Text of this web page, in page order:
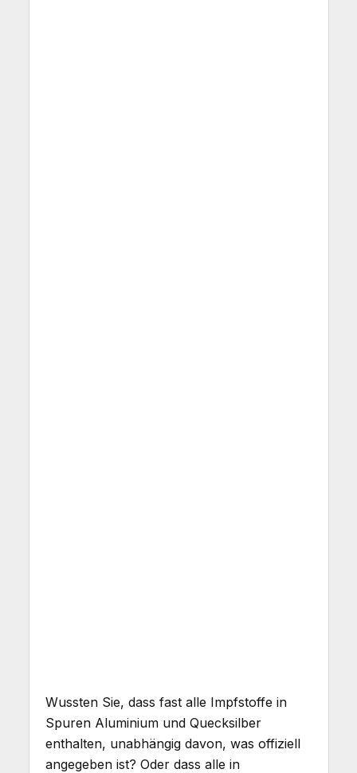
Wussten Sie, dass fast alle Impfstoffe in
Spuren Aluminium und Quecksilber
enthalten, unabhängig davon, was offiziell
angegeben ist? Oder dass alle in